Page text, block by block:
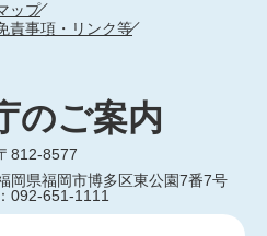
ップ
責事項・リンク等
のご案内
812-8577
岡県福岡市博多区東公園7番7号
092-651-1111